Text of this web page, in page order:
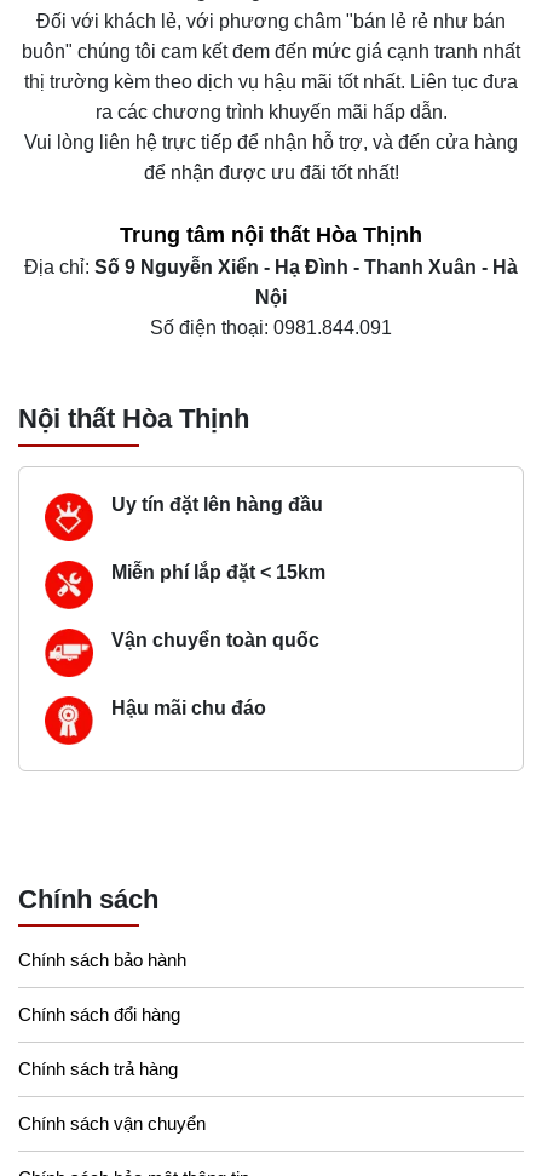
Đối với khách lẻ, với phương châm "bán lẻ rẻ như bán
buôn" chúng tôi cam kết đem đến mức giá cạnh tranh nhất
thị trường kèm theo dịch vụ hậu mãi tốt nhất. Liên tục đưa
ra các chương trình khuyến mãi hấp dẫn.
Vui lòng liên hệ trực tiếp để nhận hỗ trợ, và đến cửa hàng
để nhận được ưu đãi tốt nhất!
Trung tâm nội thất Hòa Thịnh
Địa chỉ: Số 9 Nguyễn Xiển - Hạ Đình - Thanh Xuân - Hà
Nội
Số điện thoại: 0981.844.091
Nội thất Hòa Thịnh
Uy tín đặt lên hàng đầu
Miễn phí lắp đặt < 15km
Vận chuyển toàn quốc
Hậu mãi chu đáo
Chính sách
Chính sách bảo hành
Chính sách đổi hàng
Chính sách trả hàng
Chính sách vận chuyển